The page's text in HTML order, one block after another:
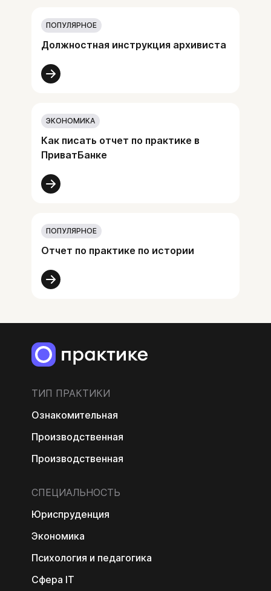
ПОПУЛЯРНОЕ
Должностная инструкция архивиста
ЭКОНОМИКА
Как писать отчет по практике в
ПриватБанке
ПОПУЛЯРНОЕ
Отчет по практике по истории
ТИП ПРАКТИКИ
Ознакомительная
Производственная
Производственная
СПЕЦИАЛЬНОСТЬ
Юриспруденция
Экономика
Психология и педагогика
Сфера IT